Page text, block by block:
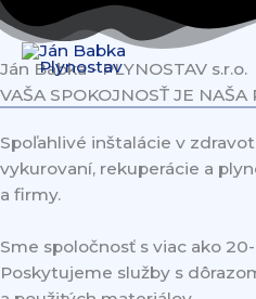
Preskočiť
na
obsah
Ján Babka - PLYNOSTAV s.r.o.
VAŠA SPOKOJNOSŤ JE NAŠA
Spoľahlivé inštalácie v
vykurovaní, rekuperácie a
a firmy.
Sme spoločnosť s viac ako
Poskytujeme služby s